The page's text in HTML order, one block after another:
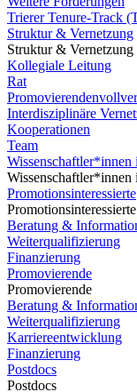
Trierer Tenure-Track
Struktur & Vernetzung
Struktur & Vernetzung
Kollegiale Leitung
Rat
Interdisziplinäre
Kooperationen
Team
Wissenschaftler*innen
Wissenschaftler*innen
Promotionsinteressierte
Promotionsinteressierte
Beratung &
Weiterqualifizierung
Finanzierung
Promovierende
Promovierende
Beratung &
Weiterqualifizierung
Karriereentwicklung
Finanzierung
Postdocs
Postdocs